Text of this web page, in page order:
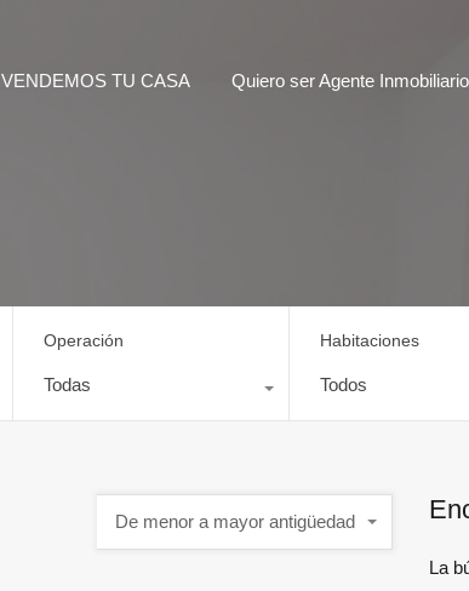
VENDEMOS TU CASA Quiero ser Agente Inmobiliario
Operación
Todas
Habitaciones
Todos
De menor a mayor antigüedad
La